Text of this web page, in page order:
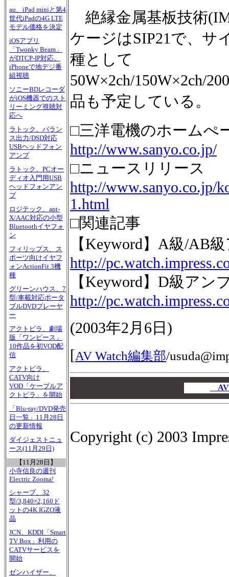
au、iPad miniと第4
世代iPadの4G LTE
モデル価格を決定
iOSアプリ
「Twonky Beam」
がDTCP-IP対応。
iPhoneで地デジ番
組視聴
ソニーBDレコーダ
がiOS機器でのスト
リーミング視聴対
応へ
ラトック、バラン
ス出力/DSD対応
USBヘッドフォン
アンプ
ラトック、PCオー
ディオ入門用USB
ヘッドフォンアン
プ
ロジテック、apt-
X/AAC対応の小型
Bluetoothイヤフォ
ン
フィリップス、ス
ポーツ向けイヤフ
ォンActionFit 3機
種
グリーンハウス、7
型/車載対応ポータ
ブルDVDプレーヤ
ー
アクトビラ、劇場
版「ワンピース」
10作品を初VOD配
信
アクトビラ、
CATV向け
VOD「ケーブルア
クトビラ」を開始
「Blu-ray/DVD発売
日一覧」11月28日
の更新情報
ダイジェストニュ
ース(11月29日)
【11月28日】
小寺信良の週刊
Electric Zooma!
シャープ、32
型/3,840×2,160ド
ットの4K IGZO液
晶
JCN、KDDI「Smart
TV Box」利用の
CATVサービスを
開始
ゼンハイザー、
絶縁金属基板技術
ケージはSIP21で、サ
種として
50W×2ch/150W×2ch/
品も予定している。
□三洋電機のホームぺ
http://www.sanyo.co.jp/
□ニュースリリース
http://www.sanyo.co.jp/
1.html
□関連記事
【Keyword】A級/AB
http://
【Keyword】D級アン
http://
(2003年2月6日 )
[AV Watch編集部/
AV
Copyright (c) 2003